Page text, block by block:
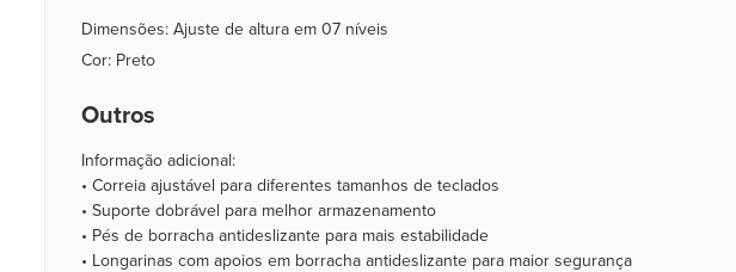
Dimensões: Ajuste de altura em 07 níveis
Cor: Preto
Outros
Informação adicional:
• Correia ajustável para diferentes tamanhos de teclados
• Suporte dobrável para melhor armazenamento
• Pés de borracha antideslizante para mais estabilidade
• Longarinas com apoios em borracha antideslizante para maior segurança